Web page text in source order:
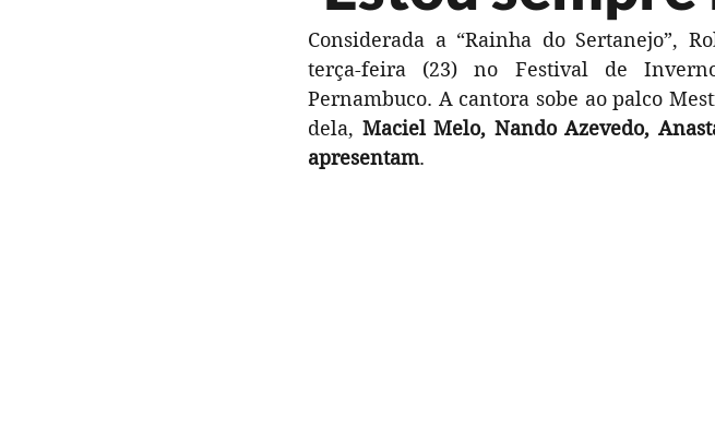
Gastronomia Literatura Música Patrimônio
Formação | Oficinas Opinião Pra Ficar de Olho
Considerada a “Rainha do Sertanejo”,
terça-feira (23) no Festival de
Pernambuco. A cantora sobe ao palco
dela, Maciel Melo, Nando Azevedo,
apresentam.